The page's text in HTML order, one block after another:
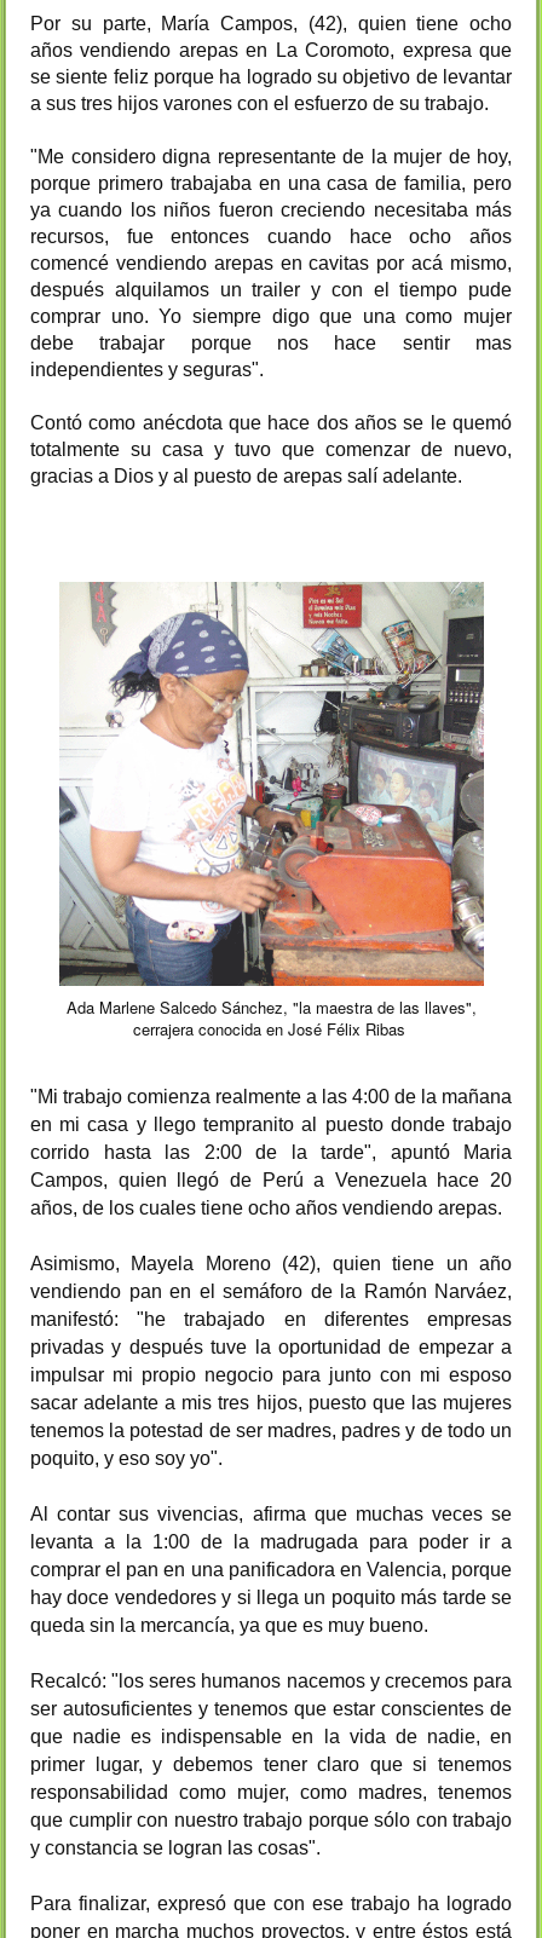
Por su parte, María Campos, (42), quien tiene ocho
años vendiendo arepas en La Coromoto, expresa que
se siente feliz porque ha logrado su objetivo de levantar
a sus tres hijos varones con el esfuerzo de su trabajo.
"Me considero digna representante de la mujer de hoy,
porque primero trabajaba en una casa de familia, pero
ya cuando los niños fueron creciendo necesitaba más
recursos, fue entonces cuando hace ocho años
comencé vendiendo arepas en cavitas por acá mismo,
después alquilamos un trailer y con el tiempo pude
comprar uno. Yo siempre digo que una como mujer
debe trabajar porque nos hace sentir mas
independientes y seguras".
Contó como anécdota que hace dos años se le quemó
totalmente su casa y tuvo que comenzar de nuevo,
gracias a Dios y al puesto de arepas salí adelante.
Ada Marlene Salcedo Sánchez, "la maestra de las llaves",
cerrajera conocida en José Félix Ribas
"Mi trabajo comienza realmente a las 4:00 de la mañana
en mi casa y llego tempranito al puesto donde trabajo
corrido hasta las 2:00 de la tarde", apuntó Maria
Campos, quien llegó de Perú a Venezuela hace 20
años, de los cuales tiene ocho años vendiendo arepas.
Asimismo, Mayela Moreno (42), quien tiene un año
vendiendo pan en el semáforo de la Ramón Narváez,
manifestó: "he trabajado en diferentes empresas
privadas y después tuve la oportunidad de empezar a
impulsar mi propio negocio para junto con mi esposo
sacar adelante a mis tres hijos, puesto que las mujeres
tenemos la potestad de ser madres, padres y de todo un
poquito, y eso soy yo".
Al contar sus vivencias, afirma que muchas veces se
levanta a la 1:00 de la madrugada para poder ir a
comprar el pan en una panificadora en Valencia, porque
hay doce vendedores y si llega un poquito más tarde se
queda sin la mercancía, ya que es muy bueno.
Recalcó: "los seres humanos nacemos y crecemos para
ser autosuficientes y tenemos que estar conscientes de
que nadie es indispensable en la vida de nadie, en
primer lugar, y debemos tener claro que si tenemos
responsabilidad como mujer, como madres, tenemos
que cumplir con nuestro trabajo porque sólo con trabajo
y constancia se logran las cosas".
Para finalizar, expresó que con ese trabajo ha logrado
poner en marcha muchos proyectos, y entre éstos está